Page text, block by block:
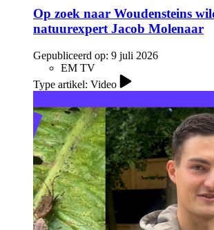
Op zoek naar Woudensteins
natuurexpert Jacob Molenaar
Gepubliceerd op: 9 juli 2026
EM TV
Type artikel: Video